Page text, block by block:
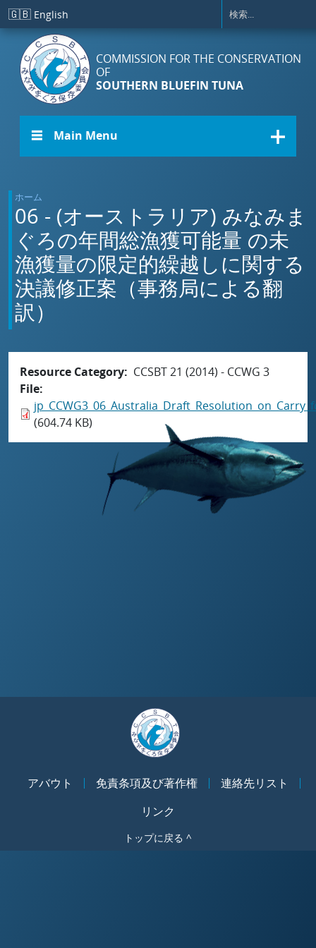
メインコンテンツに移動
🇬🇧 English
COMMISSION FOR THE CONSERVATION
OF
SOUTHERN BLUEFIN TUNA
☰ Main Menu
ホーム
06 - (オーストラリア) みなみま
ぐろの年間総漁獲可能量 の未
漁獲量の限定的繰越しに関する
決議修正案（事務局による翻
訳）
Resource Category
CCSBT 21 (2014) - CCWG 3
File
(604.74 KB)
アバウト 免責条項及び著作権
連絡先リスト
リンク
トップに戻る ^